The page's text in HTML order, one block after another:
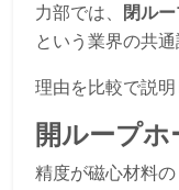
力部では、
閉ル
という業界の共通
理由を比較で説明
開ループ
精度が磁心材料